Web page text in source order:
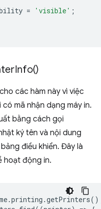
= 'visible' ;
Info()
các hàm này vì việc
mã nhận dạng máy in.
bằng cách gọi
ký tên và nội dung
điều khiển. Đây là
hoạt động in.
.printing .getPrinters